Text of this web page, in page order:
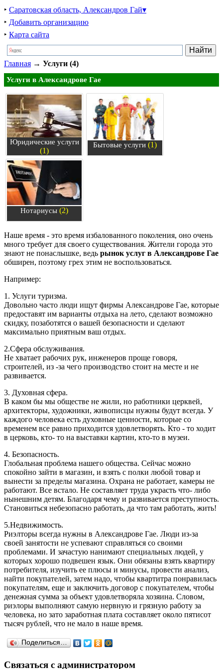
‣ Саратовская область, Александров Гай▾
‣ Добавить организацию
‣ Карта сайта
Главная → Услуги (4)
Услуги в Александрове Гае
Юридические услуги
(1)
Бытовые услуги (1)
Нотариусы (2)
Наше время - это время избалованного поколения, оно очень
много требует для своего существования. Жители города это
знают не понаслышке, ведь рынок услуг в Александрове Гае
обширен, поэтому грех этим не воспользоваться.
Например:
1. Услуги туризма.
Довольно часто люди ищут фирмы Александрове Гае, которые
предоставят им варианты отдыха на лето, сделают возможно
скидку, позаботятся о вашей безопасности и сделают
максимально приятным ваш отдых.
2.Сфера обслуживания.
Не хватает рабочих рук, инженеров проще говоря,
строителей, из -за чего производство стоит на месте и не
развивается.
3. Духовная сфера.
В каком бы мы обществе не жили, но работники церквей,
архитекторы, художники, живописцы нужны будут всегда. У
каждого человека есть духовные ценности, которые со
временем все равно приходится удовлетворять. Кто - то ходит
в церковь, кто- то на выставки картин, кто-то в музеи.
4. Безопасность.
Глобальная проблема нашего общества. Сейчас можно
спокойно зайти в магазин, и взять с полки любой товар и
вынести за пределы магазина. Охрана не работает, камеры не
работают. Все встало. Не составляет труда украсть что- либо
нынешним детям. Благодаря чему и развивается преступность.
Становиться небезопасно работать, да что там работать, жить!
5.Недвижимость.
Риэлторы всегда нужны в Александрове Гае. Люди из-за
своей занятости не успевают справляться со своими
проблемами. И зачастую нанимают специальных людей, у
которых хорошо подвешен язык. Они обязаны взять квартиру
потребителя, изучить ее плюсы и минусы, провести анализ,
найти покупателей, затем надо, чтобы квартитра понравилась
покупателям, еще и заключить договор с покупателем, чтобы
денежная сумма за объект удовлетворяла хозяина. Словом,
риэлоры выполняют самую нервную и грязную работу за
человека, но зато заработная плата составляет около пятисот
тысяч рублей, что не мало в наше время.
Поделиться…
Связаться с администратором